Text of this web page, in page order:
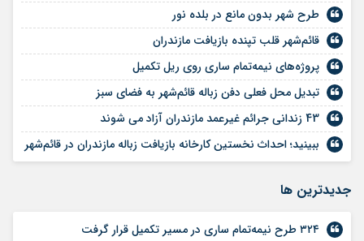
طرح شهر بدون مانع در بلده نور
قائم‌شهر قلب تپنده بازیافت مازندران
پروژه‌های نیمه‌تمام ساری روی ریل تکمیل
تبدیل محل فعلی دفن زباله قائم‌شهر به فضای سبز
43 زندانی جرائم غیرعمد مازندران آزاد می شوند
ببینید؛ احداث نخستین کارخانه بازیافت زباله مازندران در قائم‌شهر
جديدترين ها
۳۲۴ طرح نیمه‌تمام ساری در مسیر تکمیل قرار گرفت